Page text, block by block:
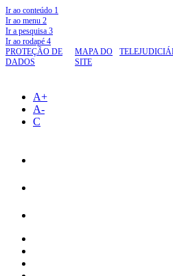
Ir ao conteúdo 1
Ir ao menu 2
Ir a pesquisa 3
Ir ao rodapé 4
PROTEÇÃO DE
DADOS
MAPA DO
SITE
A+
A-
C